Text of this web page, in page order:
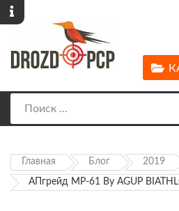
Главная Блог 2019
АПгрейд МР-61 By AGUP